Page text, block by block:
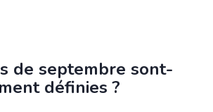
de septembre sont-
définies ?